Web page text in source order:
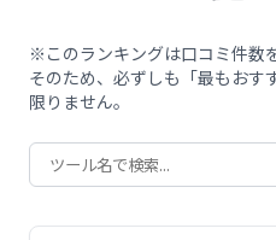
※このランキングは口コミ件数
そのため、必ずしも「最もおす
限りません。